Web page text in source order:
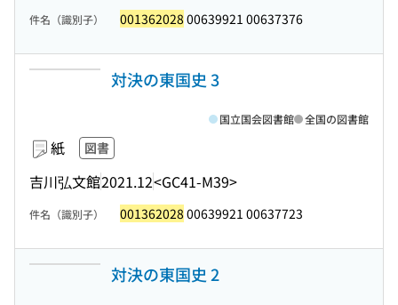
件名（識別子） 001362028 00639921 00637376
対決の東国史 3
紙 図書
吉川弘文館2021.12<GC41-M39>
国立国会図書館 全国の図書館
件名（識別子） 001362028 00639921 00637723
対決の東国史 2